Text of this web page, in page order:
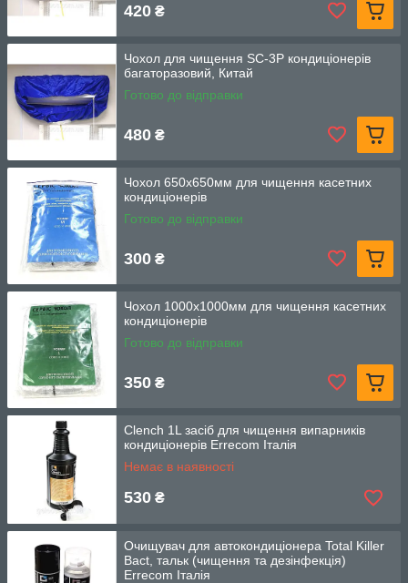
420 ₴
Чохол для чищення SC-3P кондиціонерів
багаторазовий, Китай
Готово до відправки
480 ₴
Чохол 650х650мм для чищення касетних
кондиціонерів
Готово до відправки
300 ₴
Чохол 1000х1000мм для чищення касетних
кондиціонерів
Готово до відправки
350 ₴
Clench 1L засіб для чищення випарників
кондиціонерів Errecom Італія
Немає в наявності
530 ₴
Очищувач для автокондиціонера Total Killer
Bact, тальк (чищення та дезінфекція)
Errecom Італія